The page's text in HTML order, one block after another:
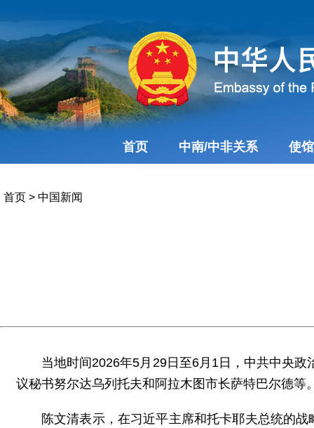
首页 中南/中非关系 使
首页 > 中国新闻
当地时间2026年5月29日至6月1日，中共中央
议秘书努尔达乌列托夫和阿拉木图市长萨特巴尔德等
陈文清表示，在习近平主席和托卡耶夫总统的